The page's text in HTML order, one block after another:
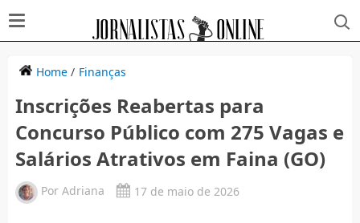
Home/ Finanças
Inscrições Reabertas para
Concurso Público com 275 Vagas e
Salários Atrativos em Faina (GO)
Por Adriana 17 de maio de 2026